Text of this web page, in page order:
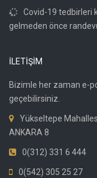
Covid-19 tedbirleri
gelmeden önce
İLETİŞİM
Bizimle her zaman e-
geçebilirsiniz.
Yükseltepe
ANKARA 8
0(312) 331 6 444
0(542) 305 25 27